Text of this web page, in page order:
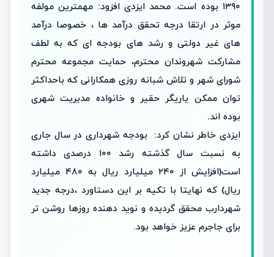
۱۳۹۰ بوده است. محمد ایزدی افزود: مهمترین مولفه
موثر در ارتقا درجه تحقق درآمد ها ، خصوصا درآمد
های غیر دولتی و رشد های بودجه ای که به لطف
مشارکت شهروندان محترم، حمایت مجموعه محترم
شورای شهر و تلاش شبانه روزی همکارانی که باحداکثر
توان ممکن یاریگر حقیر و خانواده مدیریت شهری
بوده اند.
ایزدی خاطر نشان کرد: بودجه شهرداری در سال جاری
به نسبت سال گذشته رشد ۱۰۰ درصدی داشته
است(افزایش از ۲۴۰ میلیارد ریال به ۴۸۰ میلیارد
ریال) که نهایتا با تکیه بر این دستاورد ،درجه جدید
شهردارب محقق گردیده و نوید دهنده روزها روشن تر
برای جاجرم عزیز خواهد بود.